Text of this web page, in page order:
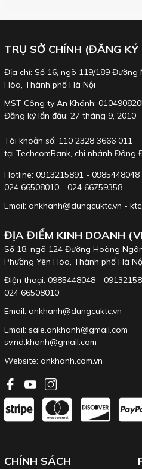
TRỤ SỞ CHÍNH (ĐĂNG KÝ
Địa chỉ: Số 16, ngõ 119/189 Đường
Hòa, Thành phố Hà Nội
MST Công ty An Khánh:
Đăng ký lần đầu: 27 tháng 9, 2010
Tài khoản số: 110 2328 3666 011
tại TechcomBank, chi nhánh Đông
Hotline: 0913215891 - 0985448048
024 66508010 - 024 66759358
Email: ankhanh@dungcuktc.vn -
ĐỊA ĐIỂM KINH DOANH
Số 18, ngõ 124 Đường Hoàng
Phường Yên Hòa, Thành phố Hà
Điện thoại: 0985448048 -
024 66508010
Email: ankhanh@dungcuktc.vn
Email: sale.ankhanh@gmail.com
sv.nd.khanh@gmail.com
Website: ankhanh.com.vn
CHÍNH SÁCH